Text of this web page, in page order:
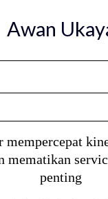
Awan
mempercepat
mematikan
penting